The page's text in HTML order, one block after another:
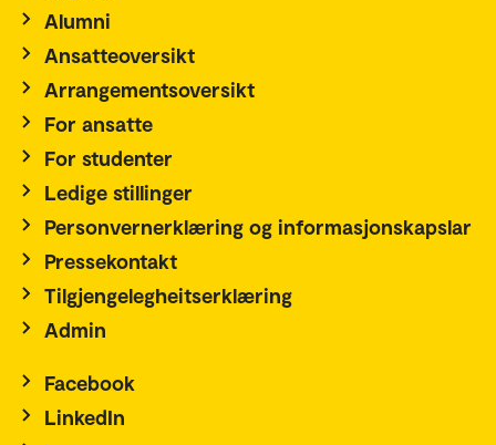
Alumni
Ansatteoversikt
Arrangementsoversikt
For ansatte
For studenter
Ledige stillinger
Personvernerklæring og informasjonskapslar
Pressekontakt
Tilgjengelegheitserklæring
Admin
Facebook
LinkedIn